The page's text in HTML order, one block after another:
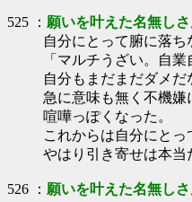
525 ： 願いを叶えた名無し
自分にとって腑に落
「マルチうざい。自
自分もまだまだダメ
急に意味も無く不機
喧嘩っぽくなった。
これからは自分にとっ
やはり引き寄せは本当
526 ： 願いを叶えた名無し